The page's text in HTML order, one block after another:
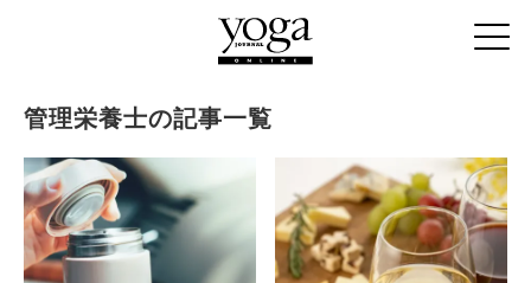
管理栄養士の記事一覧